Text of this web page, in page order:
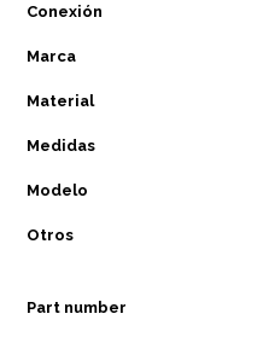
Conexión
Marca
Material
Medidas
Modelo
Otros
Part number